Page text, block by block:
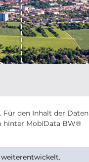
Für den Inhalt der Daten
hinter MobiData BW®